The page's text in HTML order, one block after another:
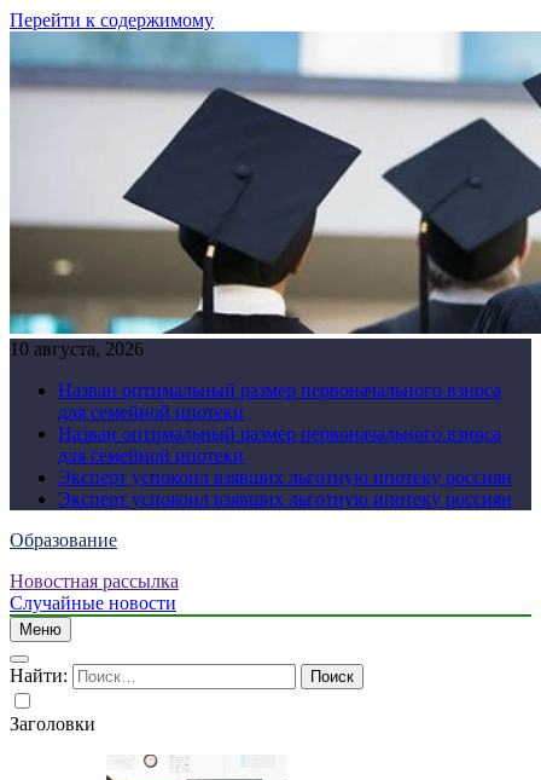
Перейти к содержимому
10 августа, 2026
Назван оптимальный размер первоначального взноса
для семейной ипотеки
Назван оптимальный размер первоначального взноса
для семейной ипотеки
Эксперт успокоил взявших льготную ипотеку россиян
Эксперт успокоил взявших льготную ипотеку россиян
Образование
Новостная рассылка
Случайные новости
Меню
Найти:
Заголовки